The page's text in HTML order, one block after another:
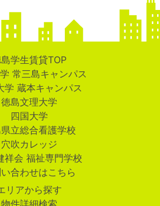
学生賃貸TOP
常三島キャンパス
学 蔵本キャンパス
徳島文理大学
四国大学
立総合看護学校
穴吹カレッジ
祥会 福祉専門学校
合わせはこちら
リアから探す